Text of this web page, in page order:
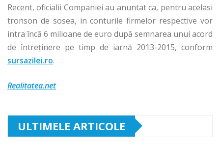
Recent, oficialii Companiei au anuntat ca, pentru acelasi
tronson de sosea, in conturile firmelor respective vor
intra încă 6 milioane de euro după semnarea unui acord
de întreţinere pe timp de iarnă 2013-2015, conform
sursazilei.ro.
Realitatea.net
ULTIMELE ARTICOLE